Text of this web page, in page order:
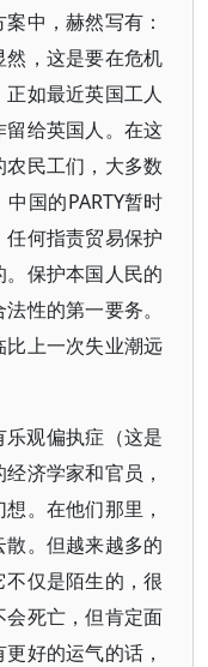
中，赫然写有：
，这是要在危机
如最近英国工人
给英国人。在这
民工们，大多数
国的PARTY暂时
何指责贸易保护
保护本国人民的
性的第一要务。
上一次失业潮远
观偏执症（这是
济学家和官员，
。在他们那里，
。但越来越多的
仅是陌生的，很
死亡，但肯定面
好的运气的话，